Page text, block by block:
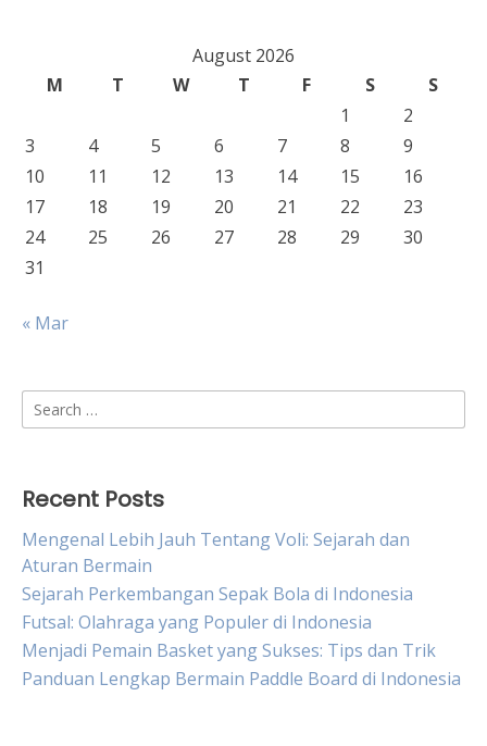
August 2026
M
T W T F S
S
1
2
3
4 5 6 7 8
9
10
11 12 13 14 15
16
17
18 19 20 21 22
23
24
25 26 27 28 29
30
31
« Mar
Search
for:
Recent Posts
Mengenal Lebih Jauh Tentang Voli: Sejarah dan
Aturan Bermain
Sejarah Perkembangan Sepak Bola di Indonesia
Futsal: Olahraga yang Populer di Indonesia
Menjadi Pemain Basket yang Sukses: Tips dan Trik
Panduan Lengkap Bermain Paddle Board di Indonesia